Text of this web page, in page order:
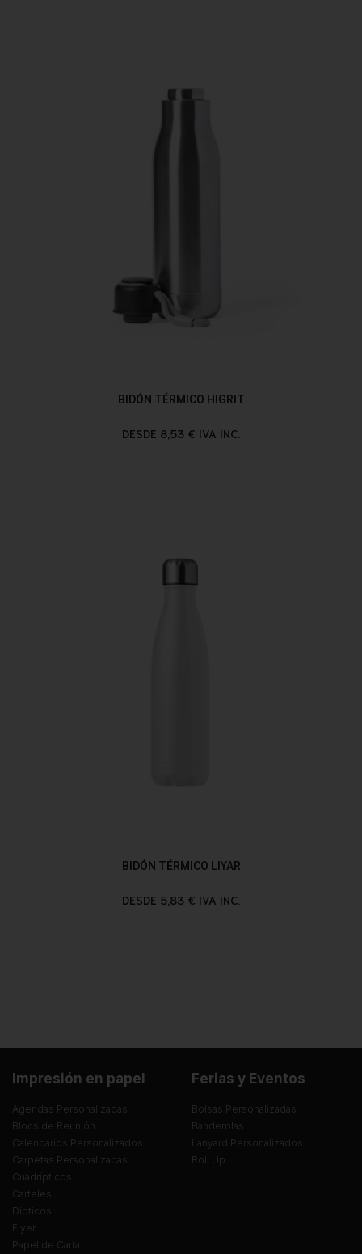
BIDÓN TÉRMICO HIGRIT
DESDE 8,53 € IVA INC.
BIDÓN TÉRMICO LIYAR
DESDE 5,83 € IVA INC.
Impresión en papel
Agendas Personalizadas
Blocs de Reunión
Calendarios Personalizados
Carpetas Personalizadas
Cuadrípticos
Carteles
Dípticos
Flyer
Papel de Carta
Ferias y Eventos
Bolsas Personalizadas
Banderolas
Lanyard Personalizados
Roll Up